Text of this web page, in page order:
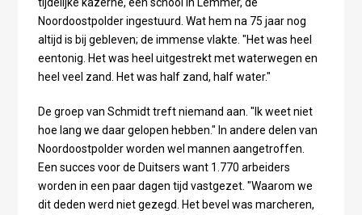
Noordoostpolder ingestuurd. Wat hem na 75 jaar nog
altijd is bij gebleven; de immense vlakte. "Het was heel
eentonig. Het was heel uitgestrekt met waterwegen en
heel veel zand. Het was half zand, half water."
De groep van Schmidt treft niemand aan. "Ik weet niet
hoe lang we daar gelopen hebben." In andere delen van
Noordoostpolder worden wel mannen aangetroffen.
Een succes voor de Duitsers want 1.770 arbeiders
worden in een paar dagen tijd vastgezet. "Waarom we
dit deden werd niet gezegd. Het bevel was marcheren,